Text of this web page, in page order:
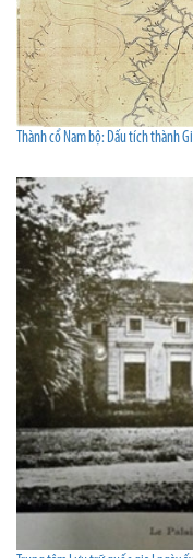
Thành cổ Nam bộ: Dấu tích thành